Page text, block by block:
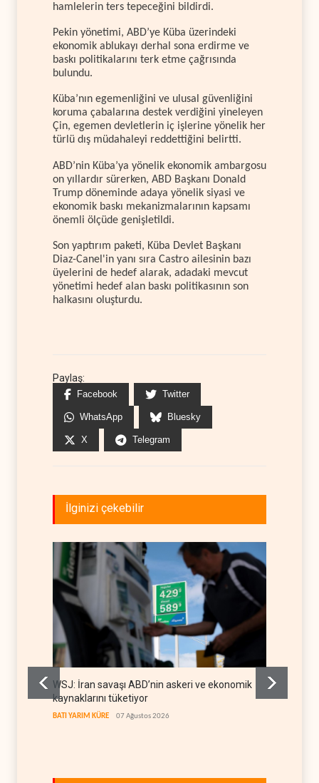
hamlelerin ters tepeceğini bildirdi.
Pekin yönetimi, ABD’ye Küba üzerindeki
ekonomik ablukayı derhal sona erdirme ve
baskı politikalarını terk etme çağrısında
bulundu.
Küba’nın egemenliğini ve ulusal güvenliğini
koruma çabalarına destek verdiğini yineleyen
Çin, egemen devletlerin iç işlerine yönelik her
türlü dış müdahaleyi reddettiğini belirtti.
ABD’nin Küba’ya yönelik ekonomik ambargosu
on yıllardır sürerken, ABD Başkanı Donald
Trump döneminde adaya yönelik siyasi ve
ekonomik baskı mekanizmalarının kapsamı
önemli ölçüde genişletildi.
Son yaptırım paketi, Küba Devlet Başkanı
Diaz-Canel'in yanı sıra Castro ailesinin bazı
üyelerini de hedef alarak, adadaki mevcut
yönetimi hedef alan baskı politikasının son
halkasını oluşturdu.
Paylaş:
Facebook Twitter
WhatsApp Bluesky
X Telegram
İlginizi çekebilir
WSJ: İran savaşı ABD’nin askeri ve ekonomik
kaynaklarını tüketiyor
BATI YARIM KÜRE 07 Ağustos 2026